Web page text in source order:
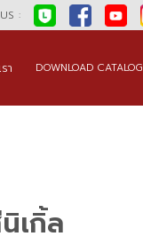
:
า DOWNLOAD CATALOG
เกิ้ล